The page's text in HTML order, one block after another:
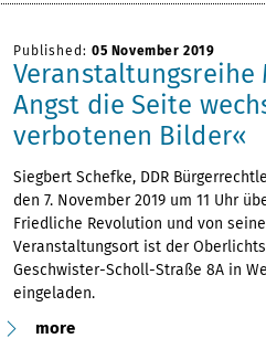
Published: 05 November 2019
Veranstaltungsreihe
Angst die Seite
verbotenen Bilder«
Siegbert Schefke, DDR
den 7. November 2019 um 11 Uhr
Friedliche Revolution und von
Veranstaltungsort ist der
Geschwister-Scholl-Straße 8A in
eingeladen.
more